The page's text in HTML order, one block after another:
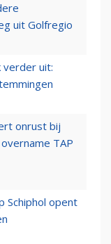
uit Golfregio
verder uit:
onrust bij
TAP
Schiphol opent